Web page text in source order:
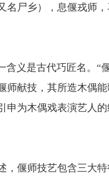
名尸乡），息偃戎师
含义是古代巧匠名。“
师献技，其所造木偶
申为木偶戏表演艺人
，偃师技艺包含三大